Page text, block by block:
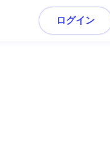
ログイン